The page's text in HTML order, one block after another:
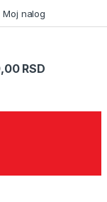
Moj nalog
RSD